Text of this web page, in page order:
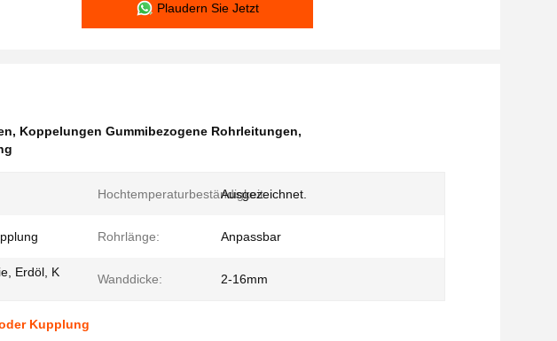
Plaudern Sie Jetzt
, Koppelungen Gummibezogene Rohrleitungen,
Hochtemperaturbeständigkeit:
Ausgezeichnet.
Rohrlänge: Anpassbar
Erdöl, K
Wanddicke: 2-16mm
Kupplung